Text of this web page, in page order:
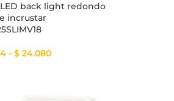
back light redondo
incrustar
- $24.080